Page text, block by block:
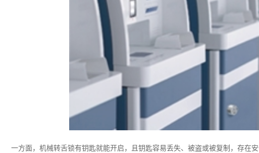
一方面，机械转舌锁有钥匙就能开启，且钥匙容易丢失、被盗或被复制，存在